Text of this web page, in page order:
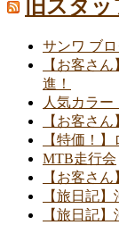
旧スタ
サンワ ブ
【お客さ
進！
人気カラー
【お客さ
【特価！
MTB走行会
【お客さ
【旅日記
【旅日記